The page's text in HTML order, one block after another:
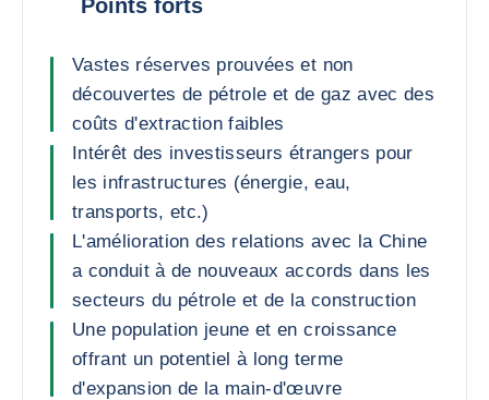
Points forts
Vastes réserves prouvées et non
découvertes de pétrole et de gaz avec des
coûts d'extraction faibles
Intérêt des investisseurs étrangers pour
les infrastructures (énergie, eau,
transports, etc.)
L'amélioration des relations avec la Chine
a conduit à de nouveaux accords dans les
secteurs du pétrole et de la construction
Une population jeune et en croissance
offrant un potentiel à long terme
d'expansion de la main-d'œuvre